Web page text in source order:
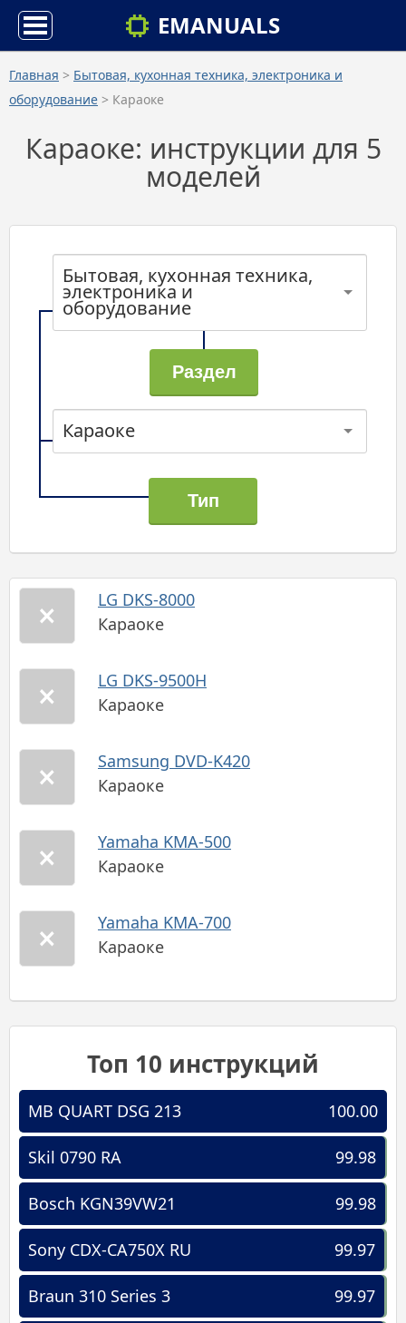
EMANUALS
Главная > Бытовая, кухонная техника, электроника и
оборудование > Караоке
Караоке: инструкции для 5
моделей
Бытовая, кухонная техника,
электроника и
оборудование
Караоке
LG DKS-8000
Караоке
LG DKS-9500H
Караоке
Samsung DVD-K420
Караоке
Yamaha KMA-500
Караоке
Yamaha KMA-700
Караоке
Топ 10 инструкций
100.00
MB QUART DSG 213
99.98
Skil 0790 RA
99.98
Bosch KGN39VW21
99.97
Sony CDX-CA750X RU
99.97
Braun 310 Series 3